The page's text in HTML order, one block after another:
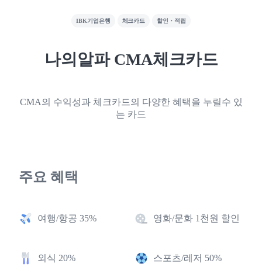
IBK기업은행 체크카드 할인・적립
나의알파 CMA체크카드
CMA의 수익성과 체크카드의 다양한 혜택을 누릴수 있
는 카드
주요 혜택
여행/항공 35% 영화/문화 1천원 할인
외식 20% 스포츠/레저 50%